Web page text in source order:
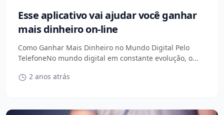
Esse aplicativo vai ajudar você ganhar
mais dinheiro on-line
Como Ganhar Mais Dinheiro no Mundo Digital Pelo
TelefoneNo mundo digital em constante evolução, o...
2 anos atrás